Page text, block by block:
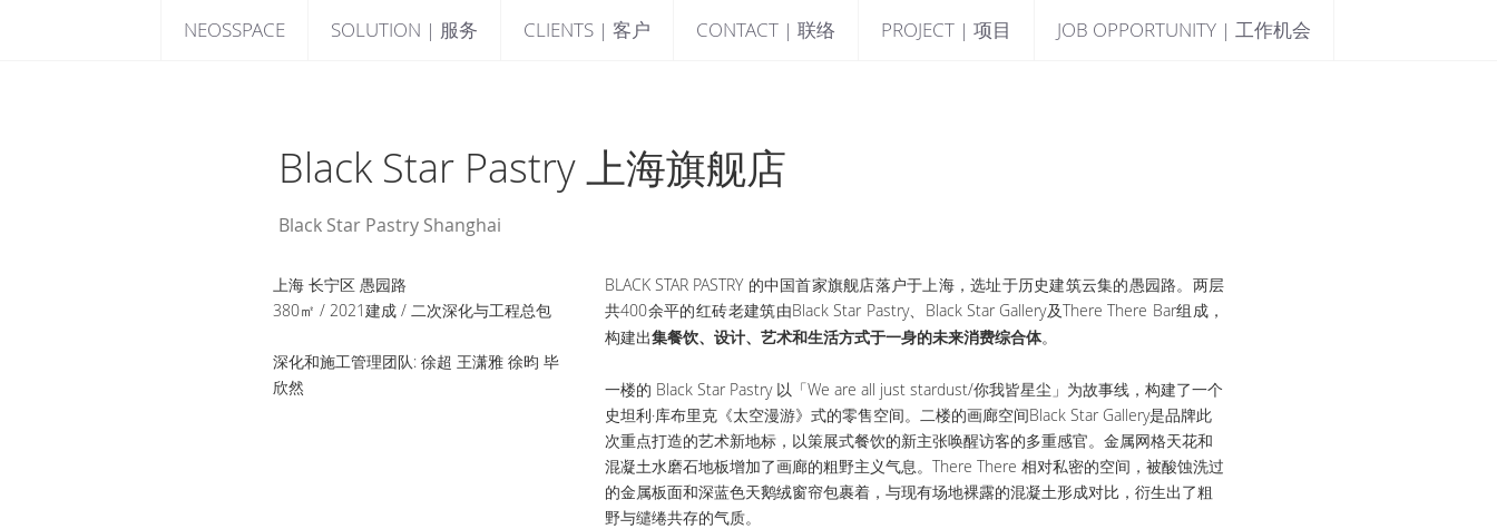
NEOSSPACE SOLUTION | 服务 CLIENTS | 客户 CONTACT | 联络 PROJECT | 项目 JOB OPPORTUNITY | 工作机会
Black Star Pastry 上海旗舰店
Black Star Pastry Shanghai
上海 长宁区 愚园路
380㎡ / 2021建成 / 二次深化与工程总包
深化和施工管理团队: 徐超 王潇雅 徐昀 毕
欣然
BLACK STAR PASTRY 的中国首家旗舰店落户于上海，选址于历史建筑云集的愚园路。两层
共400余平的红砖老建筑由Black Star Pastry、Black Star Gallery及There There Bar组成，
构建出集餐饮、设计、艺术和生活方式于一身的未来消费综合体。
一楼的 Black Star Pastry 以「We are all just stardust/你我皆星尘」为故事线，构建了一个
史坦利·库布里克《太空漫游》式的零售空间。二楼的画廊空间Black Star Gallery是品牌此
次重点打造的艺术新地标，以策展式餐饮的新主张唤醒访客的多重感官。金属网格天花和
混凝土水磨石地板增加了画廊的粗野主义气息。There There 相对私密的空间，被酸蚀洗过
的金属板面和深蓝色天鹅绒窗帘包裹着，与现有场地裸露的混凝土形成对比，衍生出了粗
野与缱绻共存的气质。